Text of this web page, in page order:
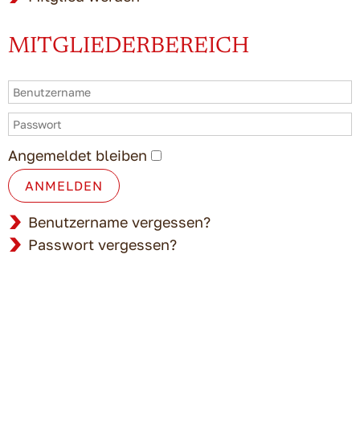
MITGLIEDERBEREICH
Angemeldet bleiben
ANMELDEN
Benutzername vergessen?
Passwort vergessen?